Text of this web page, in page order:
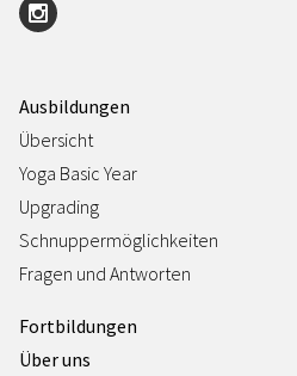
Ausbildungen
Übersicht
Yoga Basic Year
Upgrading
Schnuppermöglichkeiten
Fragen und Antworten
Fortbildungen
Über uns